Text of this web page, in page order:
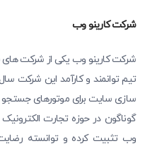
شرکت کارینو وب
شرکت کارینو وب یکی از شرکت
تیم توانمند و کارآمد این شرکت
سازی سایت برای موتورهای جستجو
گوناگون در حوزه تجارت
وب تثبیت کرده و توانسته